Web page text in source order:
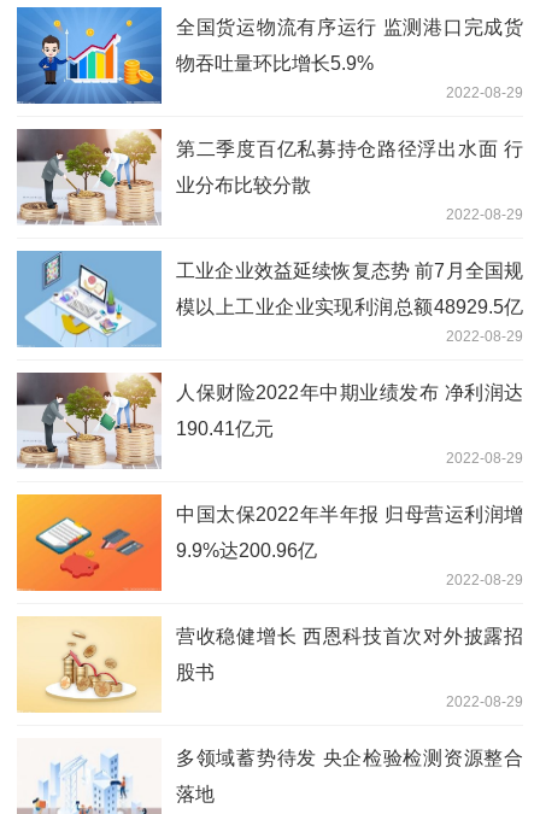
全国货运物流有序运行 监测港口完成货
物吞吐量环比增长5.9%
2022-08-29
第二季度百亿私募持仓路径浮出水面 行
业分布比较分散
2022-08-29
工业企业效益延续恢复态势 前7月全国规
模以上工业企业实现利润总额48929.5亿
2022-08-29
人保财险2022年中期业绩发布 净利润达
190.41亿元
2022-08-29
中国太保2022年半年报 归母营运利润增
9.9%达200.96亿
2022-08-29
营收稳健增长 西恩科技首次对外披露招
股书
2022-08-29
多领域蓄势待发 央企检验检测资源整合
落地